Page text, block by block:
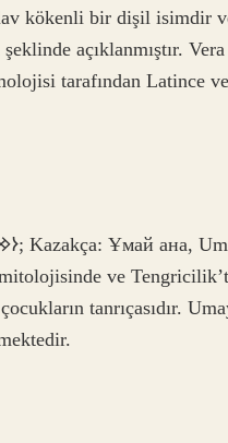
kökenli bir dişil isimdir
şeklinde açıklanmıştır.
tarafından Latince
ve Tengricilik’te
tanrıçasıdır.